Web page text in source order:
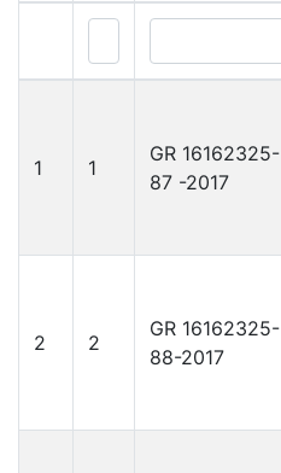
1 1
GR 16162325-
87 -2017
2 2
GR 16162325-
88-2017